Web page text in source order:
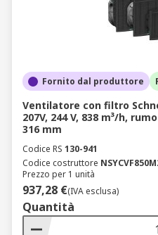
Fornito dal produttore
Ventilatore con filtro
207V, 244 V, 838 m³/h,
316 mm
Codice RS 130-941
Codice costruttore
Prezzo per 1 unità
937,28 €(IVA esclusa)
Quantità